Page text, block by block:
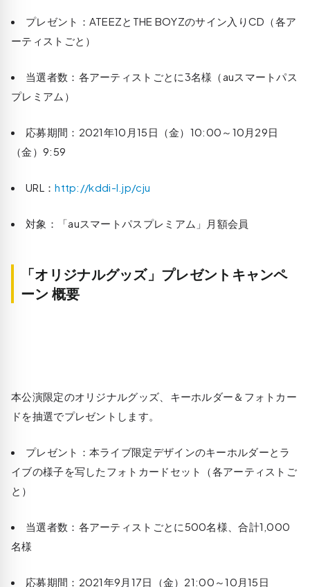
プレゼント：ATEEZとTHE BOYZのサイン入りCD（各ア
ーティストごと）
当選者数：各アーティストごとに3名様（auスマートパス
プレミアム）
応募期間：2021年10月15日（金）10:00～10月29日
（金）9:59
URL：http://kddi-l.jp/cju
対象：「auスマートパスプレミアム」月額会員
「オリジナルグッズ」プレゼントキャンペ
ーン 概要
本公演限定のオリジナルグッズ、キーホルダー＆フォトカー
ドを抽選でプレゼントします。
プレゼント：本ライブ限定デザインのキーホルダーとラ
イブの様子を写したフォトカードセット（各アーティストご
と）
当選者数：各アーティストごとに500名様、合計1,000
名様
応募期間：2021年9月17日（金）21:00～10月15日